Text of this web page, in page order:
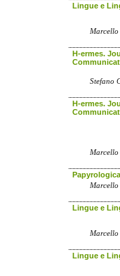
Lingue e
H-ermes.
Stefano
H-ermes.
Lingue e
Lingue e